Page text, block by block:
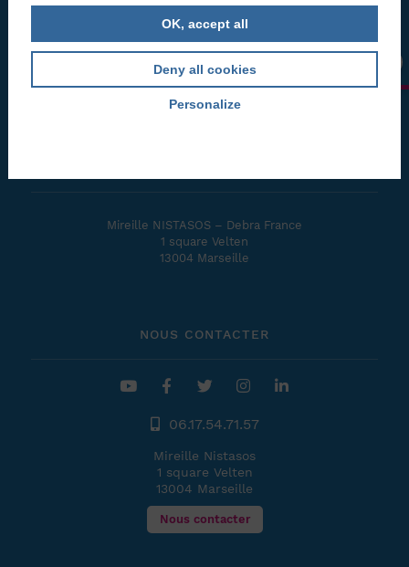
qui agissent depuis 1985 pour aider les personnes atteintes
d'épidermolyse bulleuse.
Mireille NISTASOS – Debra France
1 square Velten
13004 Marseille
NOUS CONTACTER
06.17.54.71.57
Mireille Nistasos
1 square Velten
13004 Marseille
Nous contacter
OK, accept all
Deny all cookies
Personalize